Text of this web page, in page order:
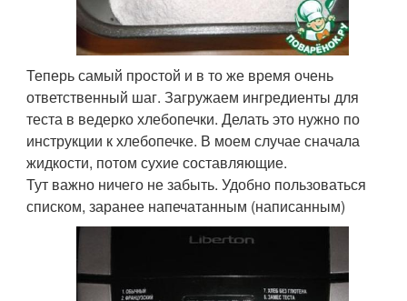
Теперь самый простой и в то же время очень
ответственный шаг. Загружаем ингредиенты для
теста в ведерко хлебопечки. Делать это нужно по
инструкции к хлебопечке. В моем случае сначала
жидкости, потом сухие составляющие.
Тут важно ничего не забыть. Удобно пользоваться
списком, заранее напечатанным (написанным)